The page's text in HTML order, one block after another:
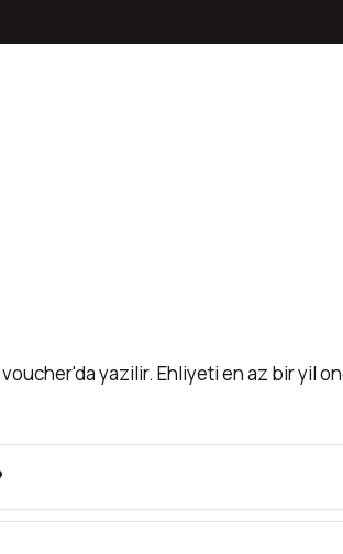
yazilir. Ehliyeti en az bir yil